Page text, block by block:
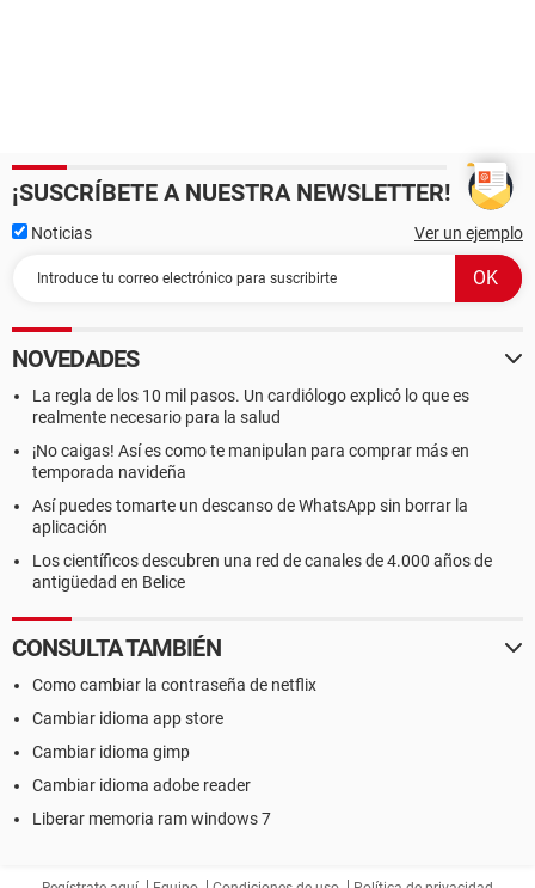
¡SUSCRÍBETE A NUESTRA NEWSLETTER!
Noticias Ver un ejemplo
NOVEDADES
La regla de los 10 mil pasos. Un cardiólogo explicó lo que es
realmente necesario para la salud
¡No caigas! Así es como te manipulan para comprar más en
temporada navideña
Así puedes tomarte un descanso de WhatsApp sin borrar la
aplicación
Los científicos descubren una red de canales de 4.000 años de
antigüedad en Belice
CONSULTA TAMBIÉN
Como cambiar la contraseña de netflix
Cambiar idioma app store
Cambiar idioma gimp
Cambiar idioma adobe reader
Liberar memoria ram windows 7